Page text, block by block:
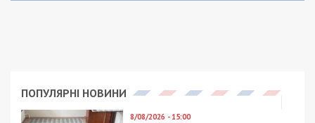
ПОПУЛЯРНІ НОВИНИ
8/08/2026 - 15:00